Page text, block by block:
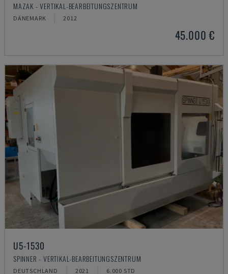
MAZAK - VERTIKAL-BEARBEITUNGSZENTRUM
DÄNEMARK 2012
45.000 €
U5-1530
SPINNER - VERTIKAL-BEARBEITUNGSZENTRUM
DEUTSCHLAND 2021 6.000 STD